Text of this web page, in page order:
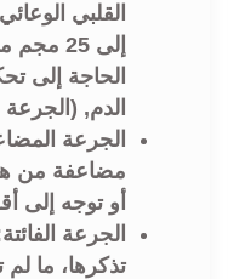
القلبي
إلى 25
الحاجة إلى
الدم, (الجرعة القصوى 25
الجرعة
مضاعفة من
أو توجه
الجرعة
تذكرها، ما لم